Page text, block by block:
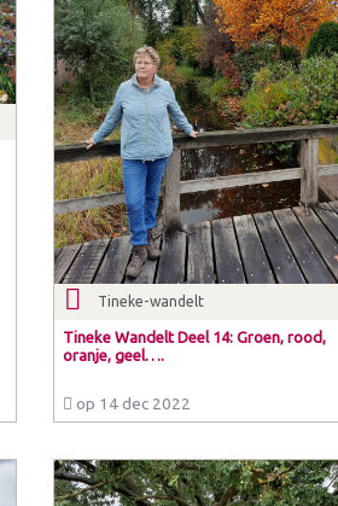
Tineke-wandelt
Tineke Wandelt Deel 14: Groen, rood,
oranje, geel….
op 14 dec 2022